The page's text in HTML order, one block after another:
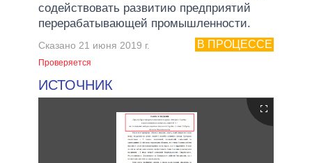
содействовать развитию предприятий
перерабатывающей промышленности.
В ПРОЦЕССЕ
Сказано 21 июня 2019 г.
Проверяется
ИСТОЧНИК